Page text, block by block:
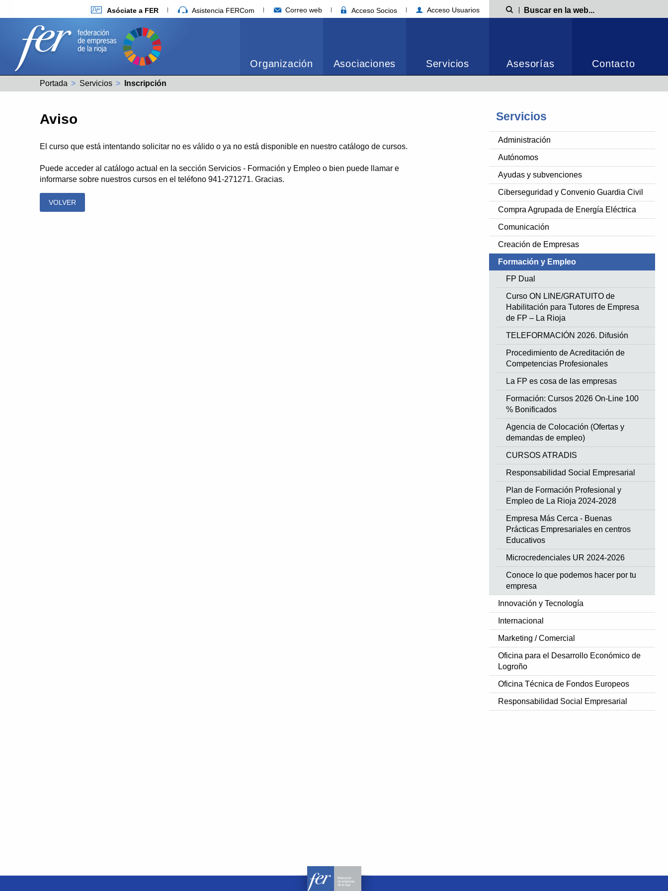
Asóciate a FER Asistencia FERCom Correo web Acceso Socios Acceso Usuarios Búsqueda
Organización Asociaciones Servicios Asesorías Contacto
Portada Servicios Actual:
Inscripción
Servicios
Administración
Autónomos
Ayudas y subvenciones
Ciberseguridad y Convenio Guardia Civil
Compra Agrupada de Energía Eléctrica
Comunicación
Creación de Empresas
Formación y Empleo
FP Dual
Curso ON LINE/GRATUITO de
Habilitación para Tutores de Empresa
de FP – La Rioja
TELEFORMACIÓN 2026. Difusión
Procedimiento de Acreditación de
Competencias Profesionales
La FP es cosa de las empresas
Formación: Cursos 2026 On-Line 100
% Bonificados
Agencia de Colocación (Ofertas y
demandas de empleo)
CURSOS ATRADIS
Responsabilidad Social Empresarial
Plan de Formación Profesional y
Empleo de La Rioja 2024-2028
Empresa Más Cerca - Buenas
Prácticas Empresariales en centros
Educativos
Microcredenciales UR 2024-2026
Conoce lo que podemos hacer por tu
empresa
Innovación y Tecnología
Internacional
Marketing / Comercial
Oficina para el Desarrollo Económico de
Logroño
Oficina Técnica de Fondos Europeos
Responsabilidad Social Empresarial
Aviso
El curso que está intentando solicitar no es válido o ya no está disponible en nuestro catálogo de cursos.
Puede acceder al catálogo actual en la sección Servicios - Formación y Empleo o bien puede llamar e
informarse sobre nuestros cursos en el teléfono 941-271271. Gracias.
VOLVER